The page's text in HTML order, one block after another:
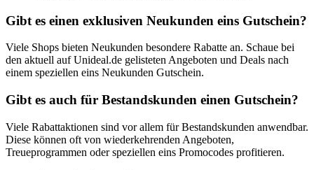
Gibt es einen exklusiven Neukunden eins Gutschein?
Viele Shops bieten Neukunden besondere Rabatte an. Schaue bei
den aktuell auf Unideal.de gelisteten Angeboten und Deals nach
einem speziellen eins Neukunden Gutschein.
Gibt es auch für Bestandskunden einen Gutschein?
Viele Rabattaktionen sind vor allem für Bestandskunden anwendbar.
Diese können oft von wiederkehrenden Angeboten,
Treueprogrammen oder speziellen eins Promocodes profitieren.